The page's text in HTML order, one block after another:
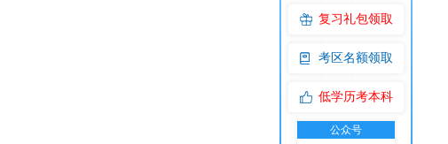
复习礼包领取
考区名额领取
低学历考本科
公众号